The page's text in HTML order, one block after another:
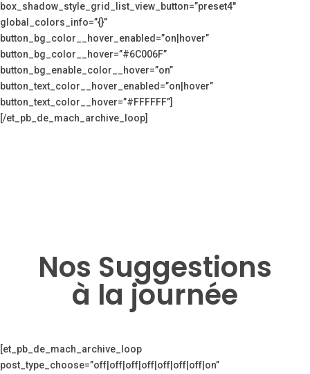
box_shadow_style_grid_list_view_button=”preset4″
global_colors_info=”{}”
button_bg_color__hover_enabled=”on|hover”
button_bg_color__hover=”#6C006F”
button_bg_enable_color__hover=”on”
button_text_color__hover_enabled=”on|hover”
button_text_color__hover=”#FFFFFF”]
[/et_pb_de_mach_archive_loop]
Nos Suggestions
à la journée
[et_pb_de_mach_archive_loop
post_type_choose=”off|off|off|off|off|off|off|on”